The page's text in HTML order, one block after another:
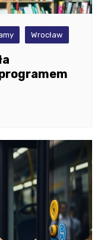
Wrocław